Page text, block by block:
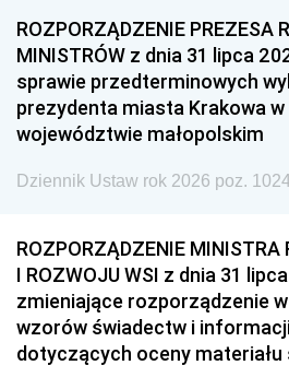
ROZPORZĄDZENIE PREZESA
MINISTRÓW z dnia 31 lipca
sprawie przedterminowych
prezydenta miasta Krakowa w
województwie małopolskim
Dziennik Ustaw rok 2026 poz.
ROZPORZĄDZENIE MINISTRA
I ROZWOJU WSI z dnia 31
zmieniające rozporządzenie
wzorów świadectw i
dotyczących oceny materiału